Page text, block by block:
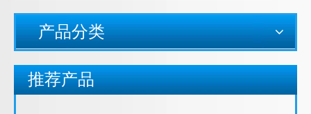
产品分类
推荐产品